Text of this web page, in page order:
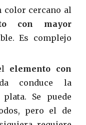
color cercano al
con mayor
Es complejo
elemento con
conduce la
Se puede
pero el de